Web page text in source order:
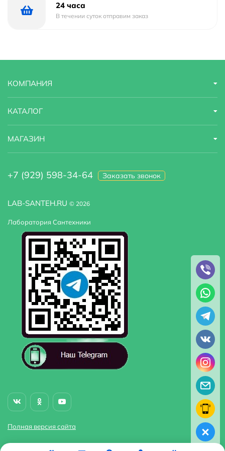
Ширина 25 м24 часа
В течении суток отправим заказ
LAB-SANTEH.RU © 2026
Лаборатория Сантехники
Полная версия сайта
КОМПАНИЯ
КАТАЛОГ
МАГАЗИН
+7 (929) 598-34-64 Заказать звонок